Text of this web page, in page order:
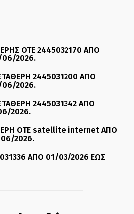
ΟΤΕ 2445032170 ΑΠΟ
06/2026.
2445031200 ΑΠΟ
06/2026.
2445031342 ΑΠΟ
2026.
ΟΤΕ satellite internet ΑΠΟ
2026.
ΑΠΟ 01/03/2026 ΕΩΣ